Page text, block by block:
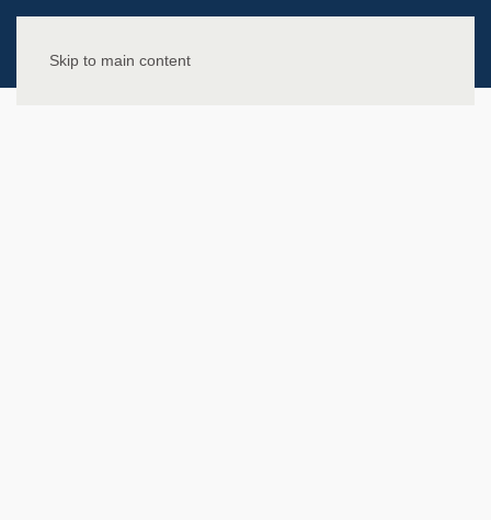
Skip to main content